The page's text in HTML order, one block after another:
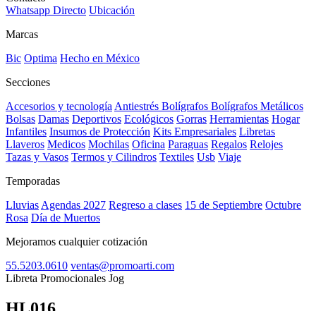
Whatsapp Directo Ubicación
Marcas
Bic Optima Hecho en México
Secciones
Accesorios y tecnología Antiestrés Bolígrafos Bolígrafos Metálicos
Bolsas Damas Deportivos Ecológicos Gorras Herramientas Hogar
Infantiles Insumos de Protección Kits Empresariales Libretas
Llaveros Medicos Mochilas Oficina Paraguas Regalos Relojes
Tazas y Vasos Termos y Cilindros Textiles Usb Viaje
Temporadas
Lluvias Agendas 2027 Regreso a clases 15 de Septiembre Octubre
Rosa Día de Muertos
Mejoramos cualquier cotización
55.5203.0610 ventas@promoarti.com
Libreta Promocionales Jog